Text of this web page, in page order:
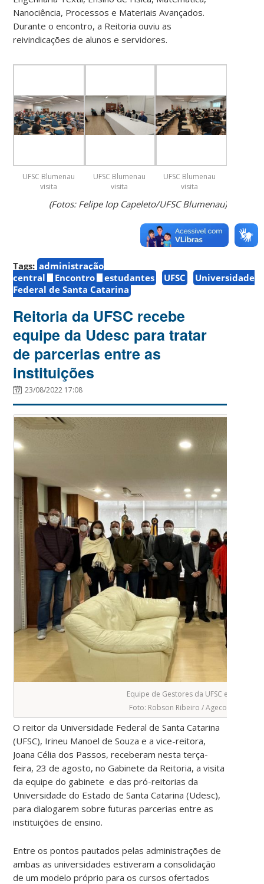
Nanociência, Processos e Materiais Avançados.
Durante o encontro, a Reitoria ouviu as
reivindicações de alunos e servidores.
UFSC Blumenau
visita
UFSC Blumenau
visita
UFSC Blumenau
visita
(Fotos: Felipe Iop Capeleto/UFSC Blumenau)
(mais…)
Tags: administração
central
Encontro estudantes UFSC
Universidade
Federal de Santa Catarina
Reitoria da UFSC recebe
equipe da Udesc para tratar
de parcerias entre as
instituições
23/08/2022 17:08
Equipe de Gestores da UFSC e UDESC.
Foto: Robson Ribeiro / Agecom UFSC
O reitor da Universidade Federal de Santa Catarina
(UFSC), Irineu Manoel de Souza e a vice-reitora,
Joana Célia dos Passos, receberam nesta terça-
feira, 23 de agosto, no Gabinete da Reitoria, a visita
da equipe do gabinete e das pró-reitorias da
Universidade do Estado de Santa Catarina (Udesc),
para dialogarem sobre futuras parcerias entre as
instituições de ensino.
Entre os pontos pautados pelas administrações de
ambas as universidades estiveram a consolidação
de um modelo próprio para os cursos ofertados